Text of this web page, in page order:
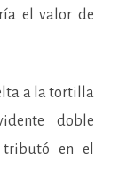
el valor de
a la tortilla
doble
en el